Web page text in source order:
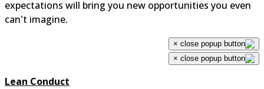
expectations will bring you new opportunities you even
can't imagine.
×
×
Lean Conduct